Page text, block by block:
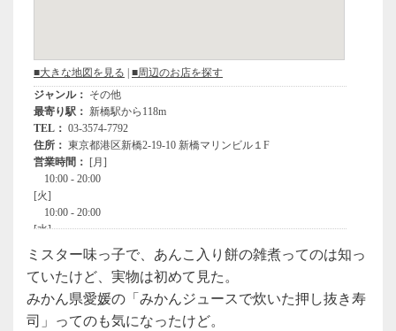
ミスター味っ子で、あんこ入り餅の雑煮ってのは知っ
ていたけど、実物は初めて見た。
みかん県愛媛の「みかんジュースで炊いた押し抜き寿
司」ってのも気になったけど。